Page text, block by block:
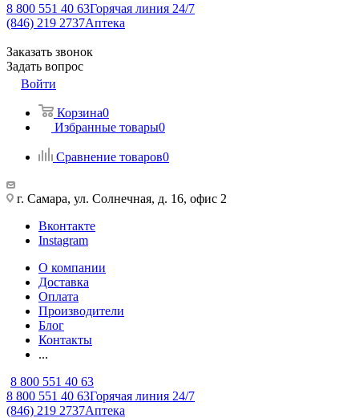
8 800 551 40 63Горячая линия 24/7
(846) 219 2737Аптека
Заказать звонок
Задать вопрос
Войти
Корзина0
Избранные товары0
Сравнение товаров0
г. Самара, ул. Солнечная, д. 16, офис 2
Вконтакте
Instagram
О компании
Доставка
Оплата
Производители
Блог
Контакты
...
8 800 551 40 63
8 800 551 40 63Горячая линия 24/7
(846) 219 2737Аптека